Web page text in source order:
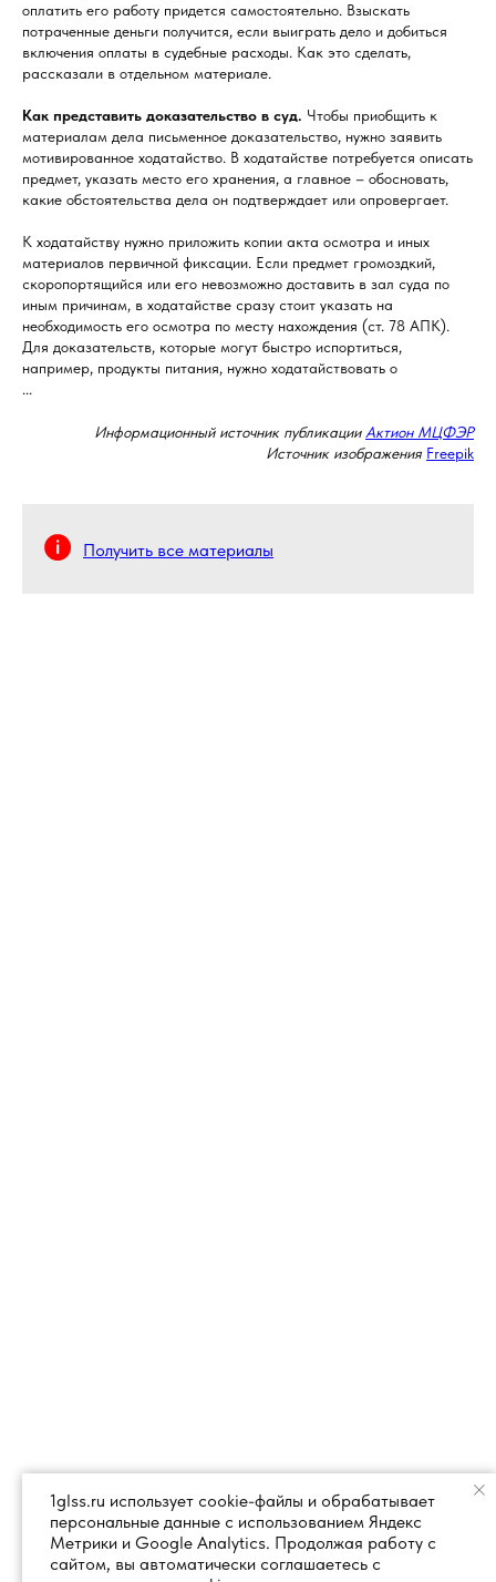
оплатить его работу придется самостоятельно. Взыскать
потраченные деньги получится, если выиграть дело и добиться
включения оплаты в судебные расходы. Как это сделать,
рассказали в отдельном материале.
Как представить доказательство в суд. Чтобы приобщить к
материалам дела письменное доказательство, нужно заявить
мотивированное ходатайство. В ходатайстве потребуется описать
предмет, указать место его хранения, а главное – обосновать,
какие обстоятельства дела он подтверждает или опровергает.
К ходатайству нужно приложить копии акта осмотра и иных
материалов первичной фиксации. Если предмет громоздкий,
скоропортящийся или его невозможно доставить в зал суда по
иным причинам, в ходатайстве сразу стоит указать на
необходимость его осмотра по месту нахождения (ст. 78 АПК).
Для доказательств, которые могут быстро испортиться,
например, продукты питания, нужно ходатайствовать о
...
Информационный источник публикацииАктион МЦФЭР
Источник изображения Freepik
Получить все материалы
1glss.ru использует cookie-файлы и обрабатывает
персональные данные с использованием Яндекс
Метрики и Google Analytics. Продолжая работу с
сайтом, вы автоматически соглашаетесь с